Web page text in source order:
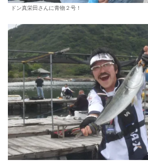
ドン真栄田さんに青物２号！